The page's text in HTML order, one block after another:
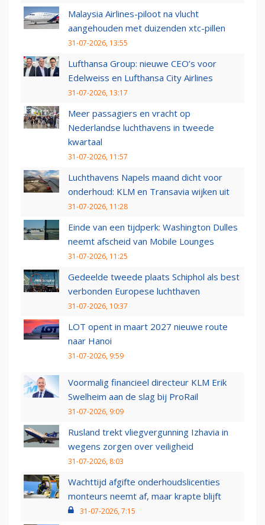
Malaysia Airlines-piloot na vlucht
aangehouden met duizenden xtc-pillen
31-07-2026, 13:55
Lufthansa Group: nieuwe CEO’s voor
Edelweiss en Lufthansa City Airlines
31-07-2026, 13:17
Meer passagiers en vracht op
Nederlandse luchthavens in tweede
kwartaal
31-07-2026, 11:57
Luchthavens Napels maand dicht voor
onderhoud: KLM en Transavia wijken uit
31-07-2026, 11:28
Einde van een tijdperk: Washington Dulles
neemt afscheid van Mobile Lounges
31-07-2026, 11:25
Gedeelde tweede plaats Schiphol als best
verbonden Europese luchthaven
31-07-2026, 10:37
LOT opent in maart 2027 nieuwe route
naar Hanoi
31-07-2026, 9:59
Voormalig financieel directeur KLM Erik
Swelheim aan de slag bij ProRail
31-07-2026, 9:09
Rusland trekt vliegvergunning Izhavia in
wegens zorgen over veiligheid
31-07-2026, 8:03
Wachttijd afgifte onderhoudslicenties
monteurs neemt af, maar krapte blijft
31-07-2026, 7:15